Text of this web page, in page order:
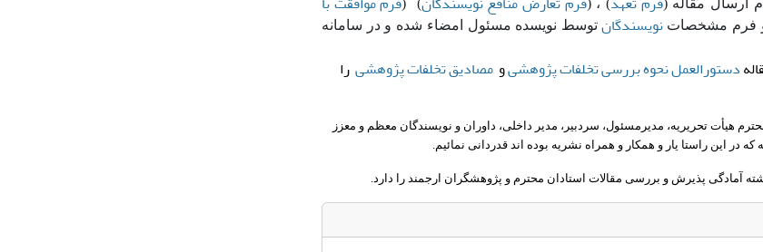
ارسال مقاله ( ) ، ( ) (
فرم مشخصاتنویسندگان توسط نویسده مسئول امضاء شده و در سامانه
دستورالعمل نحوه بررسی تخلفات پژوهشیو مصادیق تخلفات پژوهشی را
هیأت تحریریه، مدیرمسئول، سردبیر، مدیر داخلی، داوران و نویسندگان معظم و معزز
که در این راستا یار و همکار و همراه نشریه بوده اند قدردانی نمائیم.
آمادگی پذیرش و بررسی مقالات استادان محترم و پژوهشگران ارجمند را دارد.